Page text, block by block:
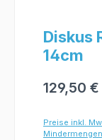
Diskus
14cm
129,50 €
Preise inkl.